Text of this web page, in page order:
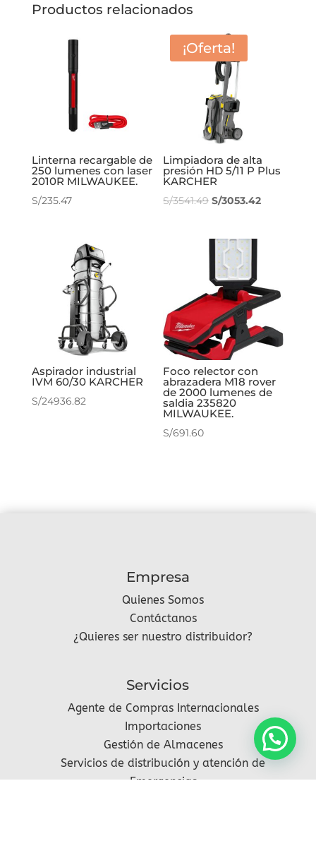
Productos relacionados
Linterna recargable de
250 lumenes con laser
2010R MILWAUKEE.
S/235.47
¡Oferta!
Limpiadora de alta
presión HD 5/11 P Plus
KARCHER
S/3541.49 El
original
era:
S/3541.49.
S/3053.42El
Aspirador industrial
IVM 60/30 KARCHER
S/24936.82
Foco relector con
abrazadera M18 rover
de 2000 lumenes de
saldia 235820
MILWAUKEE.
S/691.60
Empresa
Quienes Somos
Contáctanos
¿Quieres ser nuestro distribuidor?
Servicios
Agente de Compras Internacionales
Importaciones
Gestión de Almacenes
Servicios de distribución y atención de
Emergencias